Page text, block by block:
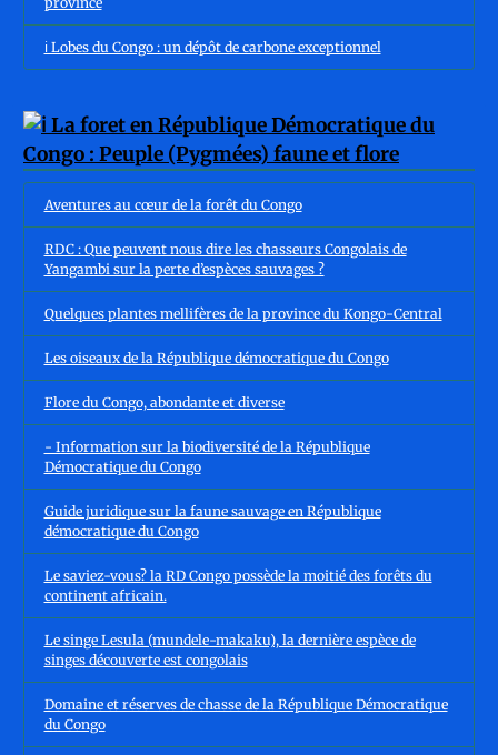
ℹ️ Lobes du Congo : un dépôt de carbone exceptionnel
Aventures au cœur de la forêt du Congo
RDC : Que peuvent nous dire les chasseurs Congolais de
Yangambi sur la perte d’espèces sauvages ?
Quelques plantes mellifères de la province du Kongo-Central
Les oiseaux de la République démocratique du Congo
Flore du Congo, abondante et diverse
- Information sur la biodiversité de la République
Démocratique du Congo
Guide juridique sur la faune sauvage en République
démocratique du Congo
Le saviez-vous? la RD Congo possède la moitié des forêts du
continent africain.
Le singe Lesula (mundele-makaku), la dernière espèce de
singes découverte est congolais
Domaine et réserves de chasse de la République Démocratique
du Congo